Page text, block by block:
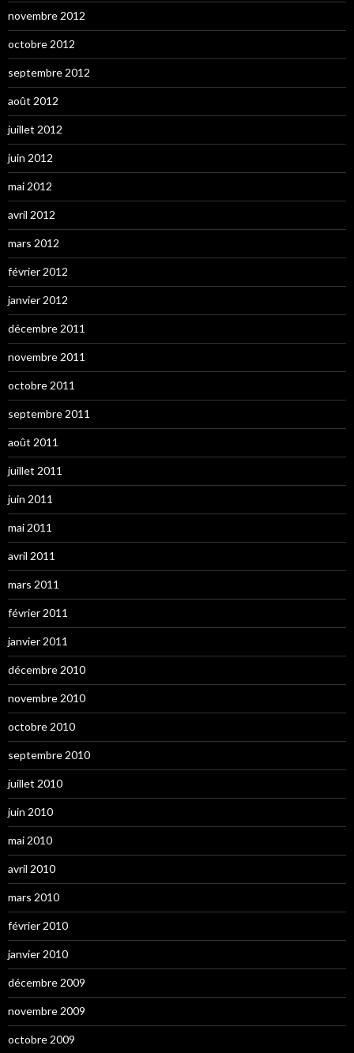
novembre 2012
octobre 2012
septembre 2012
août 2012
juillet 2012
juin 2012
mai 2012
avril 2012
mars 2012
février 2012
janvier 2012
décembre 2011
novembre 2011
octobre 2011
septembre 2011
août 2011
juillet 2011
juin 2011
mai 2011
avril 2011
mars 2011
février 2011
janvier 2011
décembre 2010
novembre 2010
octobre 2010
septembre 2010
juillet 2010
juin 2010
mai 2010
avril 2010
mars 2010
février 2010
janvier 2010
décembre 2009
novembre 2009
octobre 2009